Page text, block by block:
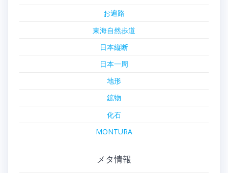
お遍路
東海自然歩道
日本縦断
日本一周
地形
鉱物
化石
MONTURA
メタ情報